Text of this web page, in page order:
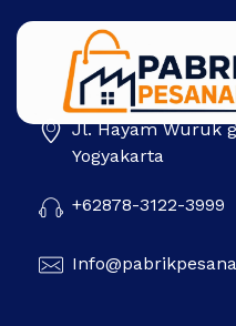
Pabrik Pesanan Tas Jl. Hayam Wuruk
Yogyakarta
+62878-3122-3999